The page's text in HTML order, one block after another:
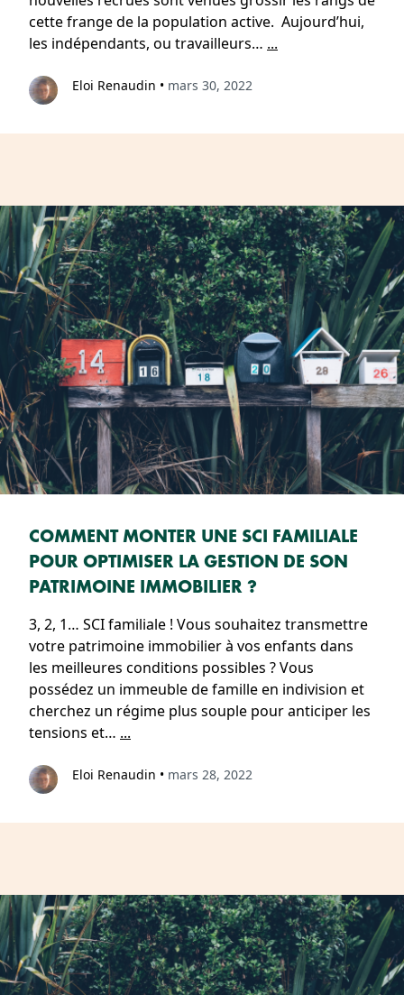
cette frange de la population active. Aujourd’hui,
les indépendants, ou travailleurs… ...
Eloi Renaudin • mars 30, 2022
COMMENT MONTER UNE SCI FAMILIALE
POUR OPTIMISER LA GESTION DE SON
PATRIMOINE IMMOBILIER ?
3, 2, 1… SCI familiale ! Vous souhaitez transmettre
votre patrimoine immobilier à vos enfants dans
les meilleures conditions possibles ? Vous
possédez un immeuble de famille en indivision et
cherchez un régime plus souple pour anticiper les
tensions et… ...
Eloi Renaudin • mars 28, 2022